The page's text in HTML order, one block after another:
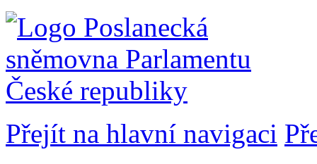
Přejít na hlavní navigaci